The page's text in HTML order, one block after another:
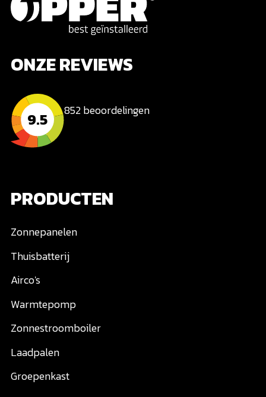
ONZE REVIEWS
9.5 852 beoordelingen
PRODUCTEN
Zonnepanelen
Thuisbatterij
Airco's
Warmtepomp
Zonnestroomboiler
Laadpalen
Groepenkast